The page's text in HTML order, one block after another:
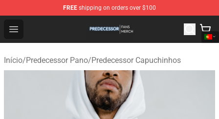
FREE shipping on orders over $100
Open menu
Predecessor Shop - Official Predecessor Merchandise
Início/Predecessor Pano/Predecessor Capuchinhos